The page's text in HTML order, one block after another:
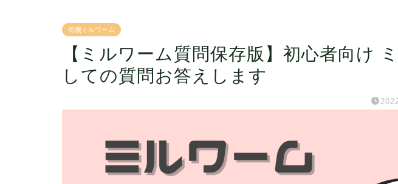
有機ミルワーム
【ミルワーム質問保存版】初心者向け
しての質問お答えします